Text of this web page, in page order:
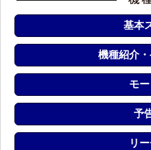
基本
機種紹介
モ
予
リ